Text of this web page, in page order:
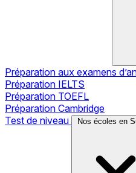
Préparation aux examens
Préparation IELTS
Préparation TOEFL
Préparation Cambridge
Test de niveau
Nos écoles en